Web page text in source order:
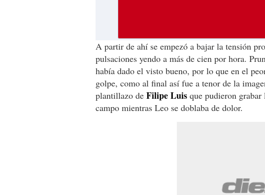
A partir de ahí se empezó a bajar la tensión
pulsaciones yendo a más de cien por hora.
había dado el visto bueno, por lo que en el
golpe, como al final así fue a tenor de la
plantillazo de Filipe Luis que pudieron grabar
campo mientras Leo se doblaba de dolor.